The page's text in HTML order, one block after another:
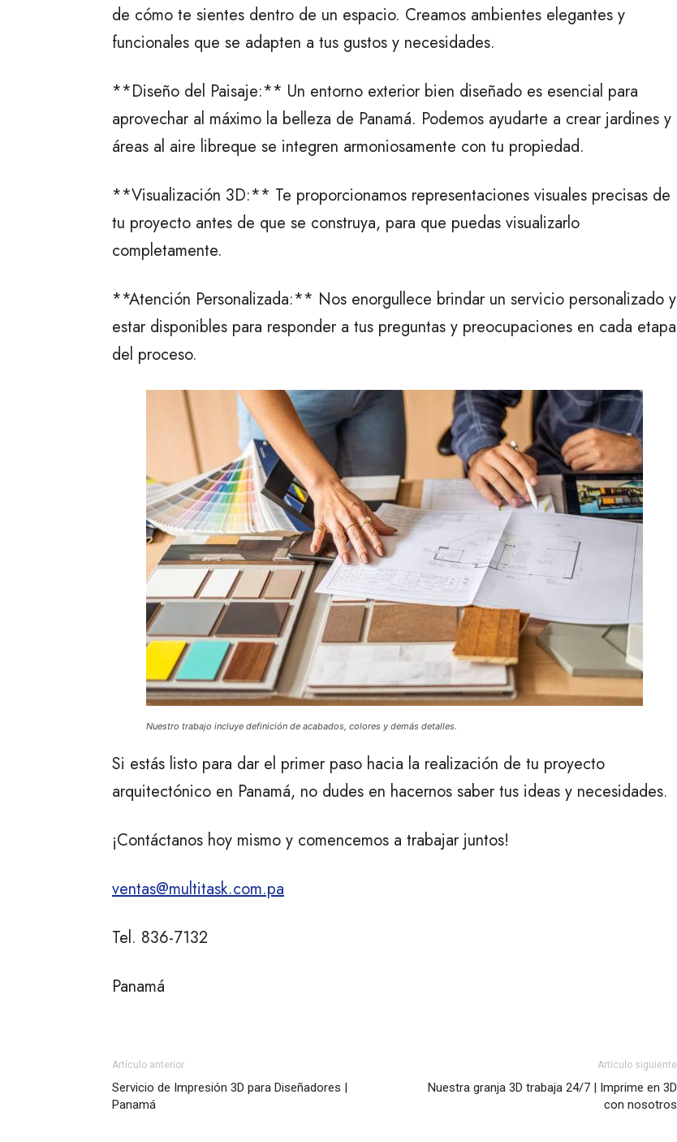
de cómo te sientes dentro de un espacio. Creamos ambientes elegantes y
funcionales que se adapten a tus gustos y necesidades.
**Diseño del Paisaje:** Un entorno exterior bien diseñado es esencial para
aprovechar al máximo la belleza de Panamá. Podemos ayudarte a crear jardines y
áreas al aire libreque se integren armoniosamente con tu propiedad.
**Visualización 3D:** Te proporcionamos representaciones visuales precisas de
tu proyecto antes de que se construya, para que puedas visualizarlo
completamente.
**Atención Personalizada:** Nos enorgullece brindar un servicio personalizado y
estar disponibles para responder a tus preguntas y preocupaciones en cada etapa
del proceso.
Nuestro trabajo incluye definición de acabados, colores y demás detalles.
Si estás listo para dar el primer paso hacia la realización de tu proyecto
arquitectónico en Panamá, no dudes en hacernos saber tus ideas y necesidades.
¡Contáctanos hoy mismo y comencemos a trabajar juntos!
ventas@multitask.com.pa
Tel. 836-7132
Panamá
Artículo anterior
Servicio de Impresión 3D para Diseñadores |
Panamá
Artículo siguiente
Nuestra granja 3D trabaja 24/7 | Imprime en 3D
con nosotros